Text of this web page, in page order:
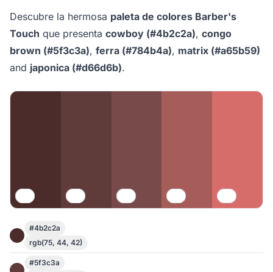
Descubre la hermosa paleta de colores Barber's
Touch que presenta cowboy (#4b2c2a), congo
brown (#5f3c3a), ferra (#784b4a), matrix (#a65b59)
and japonica (#d66d6b).
#4b2c2a
rgb(75, 44, 42)
#5f3c3a